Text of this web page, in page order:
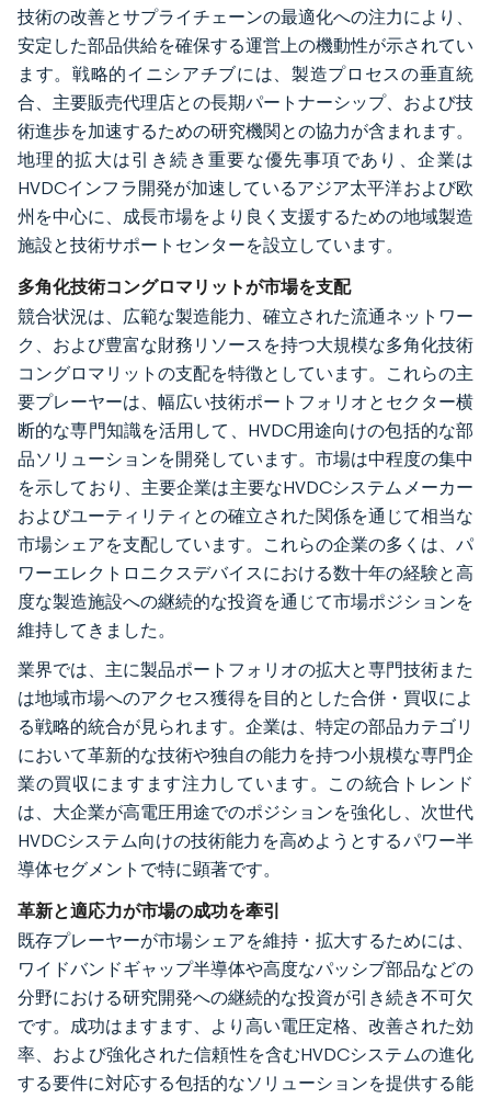
技術の改善とサプライチェーンの最適化への注力により、
安定した部品供給を確保する運営上の機動性が示されてい
ます。戦略的イニシアチブには、製造プロセスの垂直統
合、主要販売代理店との長期パートナーシップ、および技
術進歩を加速するための研究機関との協力が含まれます。
地理的拡大は引き続き重要な優先事項であり、企業は
HVDCインフラ開発が加速しているアジア太平洋および欧
州を中心に、成長市場をより良く支援するための地域製造
施設と技術サポートセンターを設立しています。
多角化技術コングロマリットが市場を支配
競合状況は、広範な製造能力、確立された流通ネットワー
ク、および豊富な財務リソースを持つ大規模な多角化技術
コングロマリットの支配を特徴としています。これらの主
要プレーヤーは、幅広い技術ポートフォリオとセクター横
断的な専門知識を活用して、HVDC用途向けの包括的な部
品ソリューションを開発しています。市場は中程度の集中
を示しており、主要企業は主要なHVDCシステムメーカー
およびユーティリティとの確立された関係を通じて相当な
市場シェアを支配しています。これらの企業の多くは、パ
ワーエレクトロニクスデバイスにおける数十年の経験と高
度な製造施設への継続的な投資を通じて市場ポジションを
維持してきました。
業界では、主に製品ポートフォリオの拡大と専門技術また
は地域市場へのアクセス獲得を目的とした合併・買収によ
る戦略的統合が見られます。企業は、特定の部品カテゴリ
において革新的な技術や独自の能力を持つ小規模な専門企
業の買収にますます注力しています。この統合トレンド
は、大企業が高電圧用途でのポジションを強化し、次世代
HVDCシステム向けの技術能力を高めようとするパワー半
導体セグメントで特に顕著です。
革新と適応力が市場の成功を牽引
既存プレーヤーが市場シェアを維持・拡大するためには、
ワイドバンドギャップ半導体や高度なパッシブ部品などの
分野における研究開発への継続的な投資が引き続き不可欠
です。成功はますます、より高い電圧定格、改善された効
率、および強化された信頼性を含むHVDCシステムの進化
する要件に対応する包括的なソリューションを提供する能